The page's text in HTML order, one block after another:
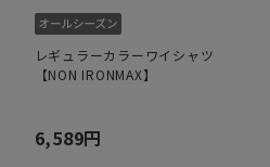
レギュラーカラーワイシャツ
【NON IRONMAX】
6,589円